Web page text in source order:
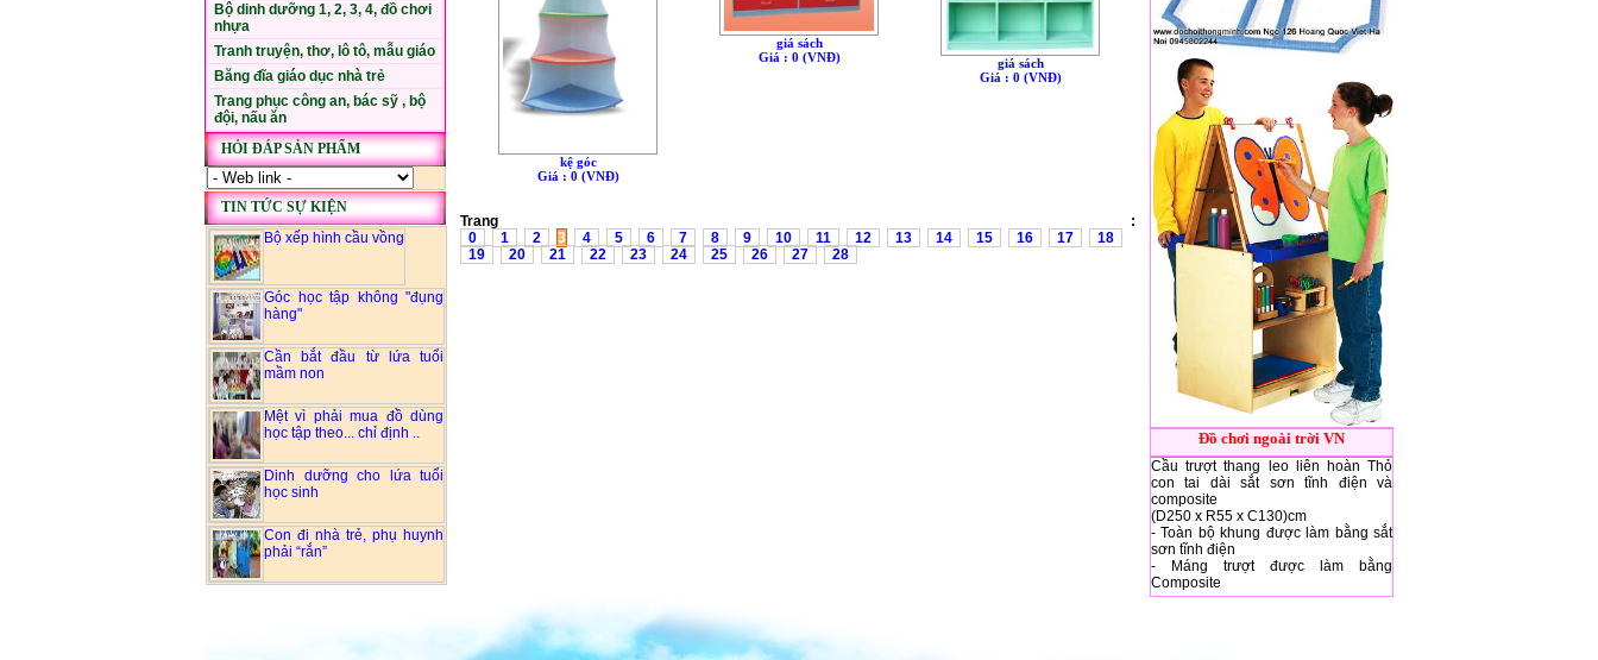
Bộ dinh dưỡng 1, 2, 3, 4, đồ chơi
nhựa
Tranh truyện, thơ, lô tô, mẫu giáo
Băng đĩa giáo dục nhà trẻ
Trang phục công an, bác sỹ , bộ
đội, nấu ăn
HỎI ĐÁP SẢN PHẨM
TIN TỨC SỰ KIỆN
Bộ xếp hình cầu vồng
Góc học tập không "đụng
hàng"
Cần bắt đầu từ lứa tuổi
mầm non
Mệt vì phải mua đồ dùng
học tập theo... chỉ định ..
Dinh dưỡng cho lứa tuổi
học sinh
Con đi nhà trẻ, phụ huynh
phải “rắn”
kệ góc
Giá : 0 (VNÐ)
giá sách
Giá : 0 (VNÐ)
giá sách
Giá : 0 (VNÐ)
Trang :
0
1 2 3 4 5 6 7 8 9 10 11 12 13 14 15 16 17
18
19
20 21 22 23 24 25 26 27 28
Đồ chơi ngoài trời VN
Cầu trượt thang leo liên hoàn Thỏ
con tai dài sắt sơn tĩnh điện và
composite
(D250 x R55 x C130)cm
- Toàn bộ khung được làm bằng sắt
sơn tĩnh điện
- Máng trượt được làm bằng
Composite